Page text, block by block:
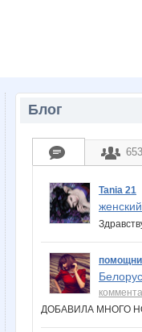
Блог
Tania 21
ДОБАВИЛА МНОГО